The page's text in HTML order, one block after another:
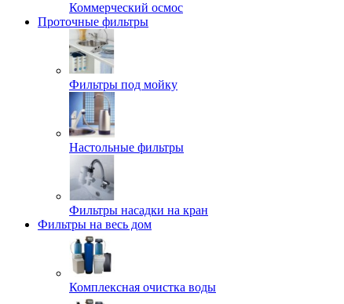
Коммерческий осмос
Проточные фильтры
Фильтры под мойку
Настольные фильтры
Фильтры насадки на кран
Фильтры на весь дом
Комплексная очистка воды